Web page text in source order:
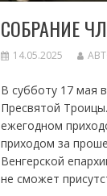
СОБРАНИЕ
14.05.2025
В субботу 17 мая
Пресвятой
ежегодном
приходом за
Венгерской
не сможет